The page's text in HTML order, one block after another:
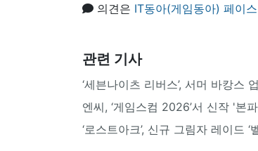
의견은 IT동아(게임동아) 페이
관련 기사
‘세븐나이츠 리버스’, 서머 바캉스
엔씨, ‘게임스컴 2026’서 신작 '본
‘로스트아크’, 신규 그림자 레이드 ‘